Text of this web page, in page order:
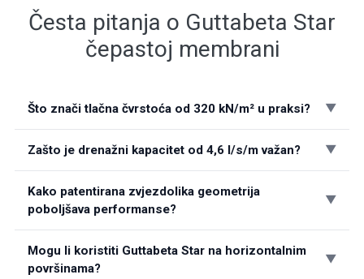
Česta pitanja o Guttabeta Star
čepastoj membrani
Što znači tlačna čvrstoća od 320 kN/m² u praksi?
Zašto je drenažni kapacitet od 4,6 l/s/m važan?
Kako patentirana zvjezdolika geometrija
poboljšava performanse?
Mogu li koristiti Guttabeta Star na horizontalnim
površinama?